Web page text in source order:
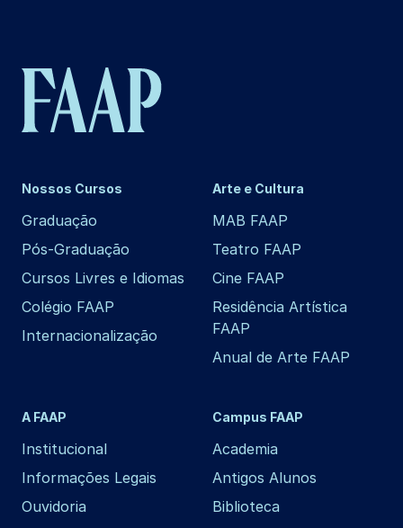
Nossos Cursos
Graduação
Pós-Graduação
Cursos Livres e Idiomas
Colégio FAAP
Internacionalização
Arte e Cultura
MAB FAAP
Teatro FAAP
Cine FAAP
Residência Artística
FAAP
Anual de Arte FAAP
A FAAP
Institucional
Informações Legais
Ouvidoria
Campus FAAP
Academia
Antigos Alunos
Biblioteca